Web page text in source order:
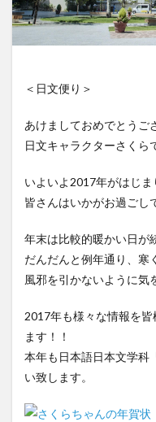
＜日文便り＞
あけましておめでとうご
日文キャラクターさくら
いよいよ2017年がはじま
皆さんはいかがお過ごし
年末は比較的暖かい日が
だんだんと例年通り、寒
風邪を引かないように気
2017年も様々な情報を
ます！！
本年も日本語日本文学科
い致します。